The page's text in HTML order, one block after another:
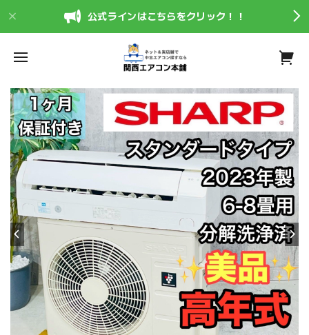
公式ラインはこちらをクリック！！